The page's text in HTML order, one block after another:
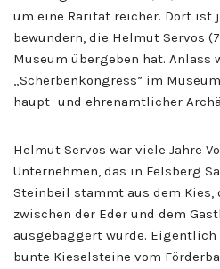
um eine Rarität reicher. Dort ist
bewundern, die Helmut Servos
Museum übergeben hat. Anlass
„Scherbenkongress” im
haupt- und ehrenamtlicher
Helmut Servos war viele Jahre
Unternehmen, das in Felsberg
Steinbeil stammt aus dem Kies,
zwischen der Eder und dem
ausgebaggert wurde. Eigentlich
bunte Kieselsteine vom